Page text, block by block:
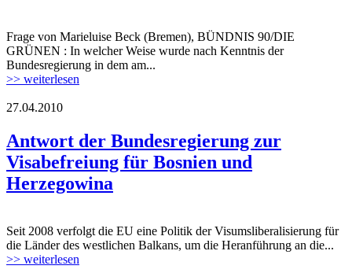
Frage von Marieluise Beck (Bremen), BÜNDNIS 90/DIE
GRÜNEN : In welcher Weise wurde nach Kenntnis der
Bundesregierung in dem am...
>> weiterlesen
27.04.2010
Antwort der Bundesregierung zur
Visabefreiung für Bosnien und
Herzegowina
Seit 2008 verfolgt die EU eine Politik der Visumsliberalisierung für
die Länder des westlichen Balkans, um die Heranführung an die...
>> weiterlesen